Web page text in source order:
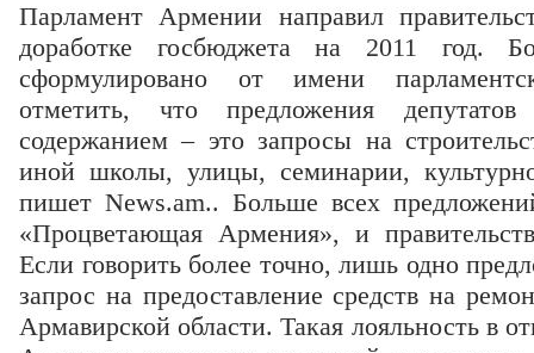
Парламент Армении направил
доработке госбюджета на 2011 год.
сформулировано от имени
отметить, что предложения
содержанием – это запросы на
иной школы, улицы, семинарии,
пишет News.am.. Больше всех
«Процветающая Армения», и
Если говорить более точно, лишь одно
запрос на предоставление средств на
Армавирской области. Такая лояльность в